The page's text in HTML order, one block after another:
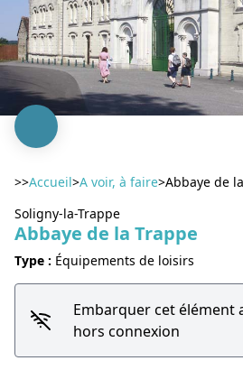
>>Accueil>A voir, à faire>Abbaye de
Soligny-la-Trappe
Abbaye de la Trappe
Type : Équipements de loisirs
Embarquer cet élément
hors connexion